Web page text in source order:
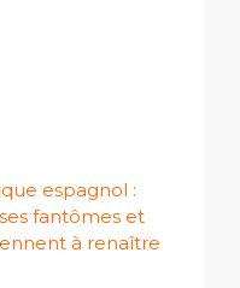
espagnol :
fantômes et
à renaître